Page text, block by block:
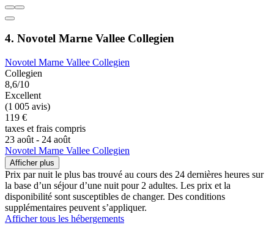
4. Novotel Marne Vallee Collegien
Novotel Marne Vallee Collegien
Collegien
8,6/10
Excellent
(1 005 avis)
119 €
taxes et frais compris
23 août - 24 août
Novotel Marne Vallee Collegien
Afficher plus
Prix par nuit le plus bas trouvé au cours des 24 dernières heures sur
la base d’un séjour d’une nuit pour 2 adultes. Les prix et la
disponibilité sont susceptibles de changer. Des conditions
supplémentaires peuvent s’appliquer.
Afficher tous les hébergements